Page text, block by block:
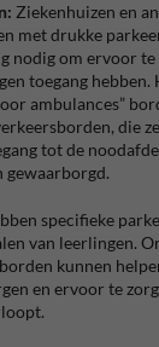
Ziekenhuizen en
met drukke
nodig om ervoor te
toegang hebben.
ambulances”
die
tot de
gewaarborgd.
specifieke
van leerlingen.
kunnen
en ervoor te